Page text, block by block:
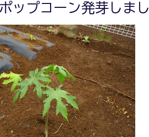
ップコーン発芽しま